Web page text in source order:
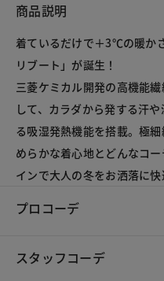
商品説明
着ているだけで＋3℃の暖か
リブート」が誕生！
三菱ケミカル開発の高機能
して、カラダから発する汗
る吸湿発熱機能を搭載。極
めらかな着心地とどんなコ
インで大人の冬をお洒落に快
プロコーデ
スタッフコーデ